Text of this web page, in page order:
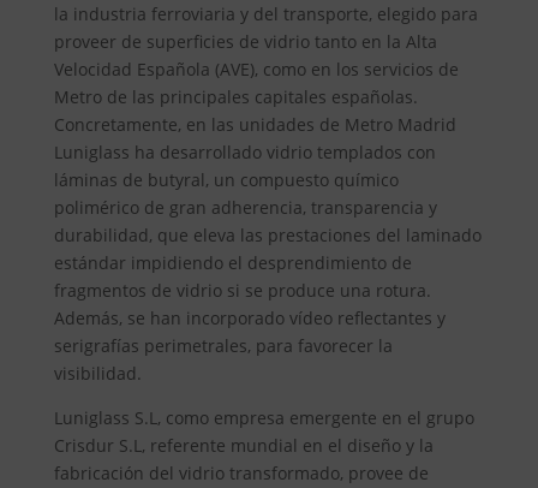
la industria ferroviaria y del transporte, elegido para
proveer de superficies de vidrio tanto en la Alta
Velocidad Española (AVE), como en los servicios de
Metro de las principales capitales españolas.
Concretamente, en las unidades de Metro Madrid
Luniglass ha desarrollado vidrio templados con
láminas de butyral, un compuesto químico
polimérico de gran adherencia, transparencia y
durabilidad, que eleva las prestaciones del laminado
estándar impidiendo el desprendimiento de
fragmentos de vidrio si se produce una rotura.
Además, se han incorporado vídeo reflectantes y
serigrafías perimetrales, para favorecer la
visibilidad.
Luniglass S.L, como empresa emergente en el grupo
Crisdur S.L, referente mundial en el diseño y la
fabricación del vidrio transformado, provee de